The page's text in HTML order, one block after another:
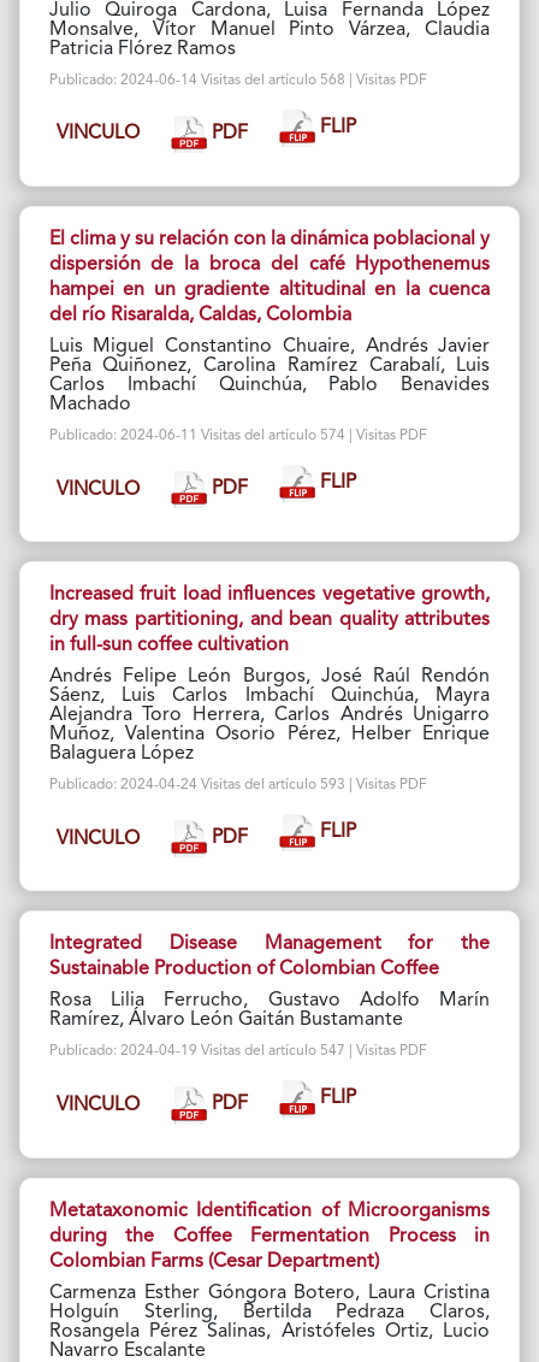
Julio Quiroga Cardona, Luisa Fernanda López
Monsalve, Vítor Manuel Pinto Várzea, Claudia
Patricia Flórez Ramos
Publicado: 2024-06-14 Visitas del artículo 568 | Visitas PDF
VINCULO PDF FLIP
El clima y su relación con la dinámica poblacional y
dispersión de la broca del café Hypothenemus
hampei en un gradiente altitudinal en la cuenca
del río Risaralda, Caldas, Colombia
Luis Miguel Constantino Chuaire, Andrés Javier
Peña Quiñonez, Carolina Ramírez Carabalí, Luis
Carlos Imbachí Quinchúa, Pablo Benavides
Machado
Publicado: 2024-06-11 Visitas del artículo 574 | Visitas PDF
VINCULO PDF FLIP
Increased fruit load influences vegetative growth,
dry mass partitioning, and bean quality attributes
in full-sun coffee cultivation
Andrés Felipe León Burgos, José Raúl Rendón
Sáenz, Luis Carlos Imbachí Quinchúa, Mayra
Alejandra Toro Herrera, Carlos Andrés Unigarro
Muñoz, Valentina Osorio Pérez, Helber Enrique
Balaguera López
Publicado: 2024-04-24 Visitas del artículo 593 | Visitas PDF
VINCULO PDF FLIP
Integrated Disease Management for the
Sustainable Production of Colombian Coffee
Rosa Lilia Ferrucho, Gustavo Adolfo Marín
Ramírez, Álvaro León Gaitán Bustamante
Publicado: 2024-04-19 Visitas del artículo 547 | Visitas PDF
VINCULO PDF FLIP
Metataxonomic Identification of Microorganisms
during the Coffee Fermentation Process in
Colombian Farms (Cesar Department)
Carmenza Esther Góngora Botero, Laura Cristina
Holguín Sterling, Bertilda Pedraza Claros,
Rosangela Pérez Salinas, Aristófeles Ortiz, Lucio
Navarro Escalante